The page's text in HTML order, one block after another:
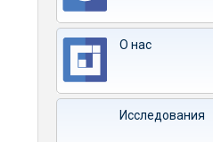
О нас
Исследования